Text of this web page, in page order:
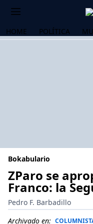
HOME POLÍTICA
Bokabulario
ZParo se
Franco: la
Pedro F. Barbadillo
Archivado en: